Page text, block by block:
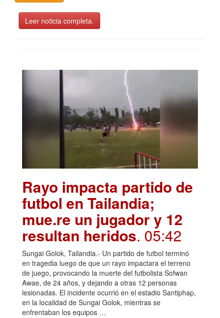
Leer noticia completa.
Rayo impacta partido de
futbol en Tailandia;
mue.re un jugador y 12
resultan heridos. 05:42
Sungai Golok, Tailandia.- Un partido de futbol terminó
en tragedia luego de que un rayo impactara el terreno
de juego, provocando la muerte del futbolista Sofwan
Awae, de 24 años, y dejando a otras 12 personas
lesionadas. El incidente ocurrió en el estadio Santiphap,
en la localidad de Sungai Golok, mientras se
enfrentaban los equipos …